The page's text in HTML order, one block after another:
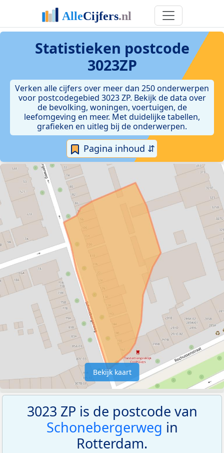
Statistieken postcode
3023ZP
Verken alle cijfers over meer dan 250 onderwerpen
voor postcodegebied 3023 ZP. Bekijk de data over
de bevolking, woningen, voertuigen, de
leefomgeving en meer. Met duidelijke tabellen,
grafieken en uitleg bij de onderwerpen.
Pagina inhoud ⇵
Bekijk kaart
3023 ZP is de postcode van
Schonebergerweg in
Rotterdam.